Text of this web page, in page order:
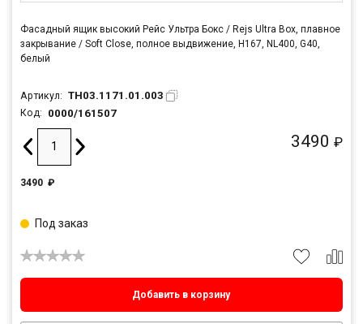
Фасадный ящик высокий Рейс Ультра Бокс / Rejs Ultra Box, плавное
закрывание / Soft Close, полное выдвижение, H167, NL400, G40,
белый
Артикул: TH03.1171.01.003
Код: 0000/161507
3490 ₽
3490 ₽
Добавить в корзину
Под заказ